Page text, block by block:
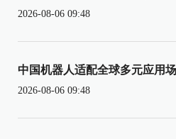
2026-08-06 09:48
中国机器人适配全球多元应用
2026-08-06 09:48